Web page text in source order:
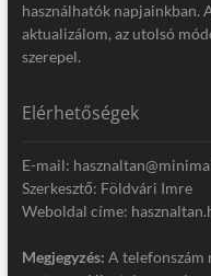
használhatók napjainkban.
aktualizálom, az utolsó
szerepel.
Elérhetőségek
E-mail:
Szerkesztő: Földvári Imre
Weboldal címe:
Megjegyzés: A telefonszám